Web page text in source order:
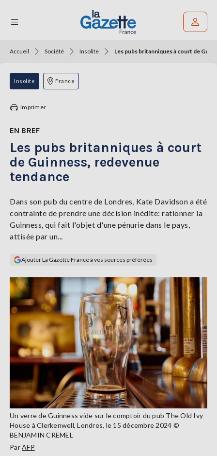
THÉMATIQUES
RÉGIONS
TENDANCES
SERVICES
LA
Se
connecter
S'abonner
Accueil Société Insolite Les pubs britanniques à court de
Insolite France
Imprimer
EN BREF
Les pubs britanniques à court
de Guinness, redevenue
tendance
Dans son pub du centre de Londres, Kate Davidson a été
contrainte de prendre une décision inédite: rationner la
Guinness, qui fait l'objet d'une pénurie dans le pays,
attisée par un...
Ajouter La Gazette France à vos sources préférées
Un verre de Guinness vide sur le comptoir du pub The Old Ivy
House à Clerkenwell, Londres, le 15 décembre 2024 ©
BENJAMIN CREMEL
ParAFP